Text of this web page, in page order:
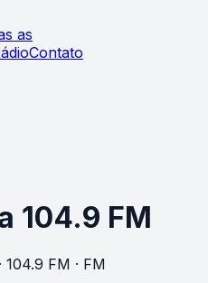
as
Contato
104.9 FM
· 104.9 FM · FM